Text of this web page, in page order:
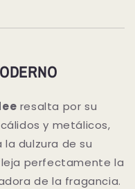
resalta por su
y metálicos,
dulzura de su
perfectamente la
de la fragancia.